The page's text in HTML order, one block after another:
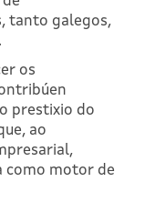
tanto galegos,
os
prestixio do
ao
como motor de